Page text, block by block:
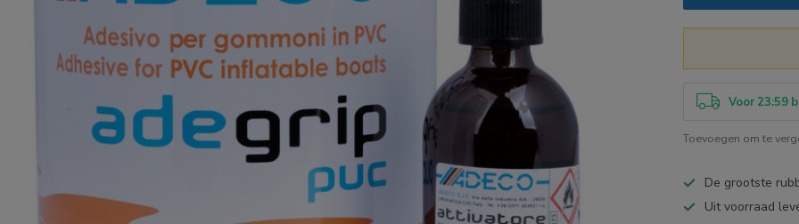
Voor 23:59
Toevoegen om te
De grootste
Uit voorraad